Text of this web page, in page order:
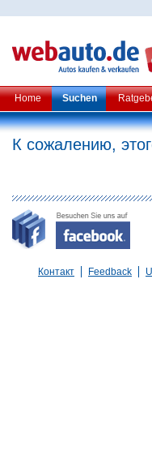
Home Suchen
К сожалению,
Контакт Feedback